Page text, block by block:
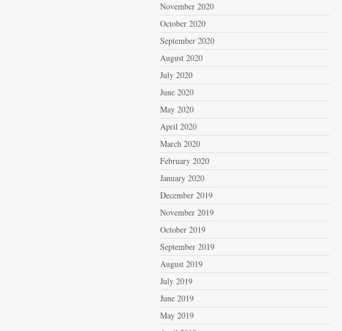
November 2020
October 2020
September 2020
August 2020
July 2020
June 2020
May 2020
April 2020
March 2020
February 2020
January 2020
December 2019
November 2019
October 2019
September 2019
August 2019
July 2019
June 2019
May 2019